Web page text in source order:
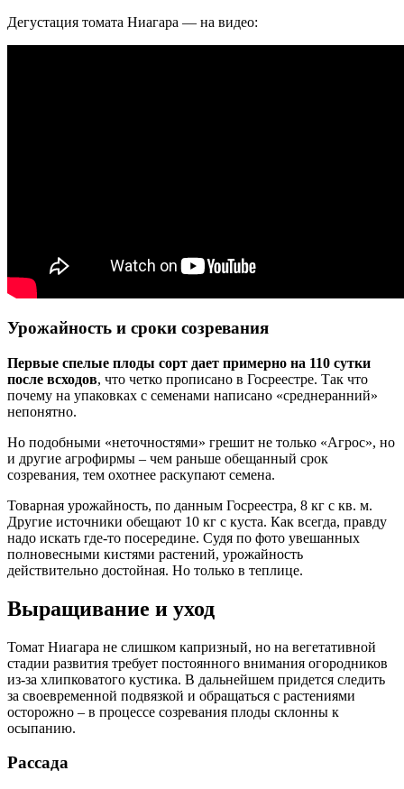
Дегустация томата Ниагара — на видео:
Урожайность и сроки созревания
Первые спелые плоды сорт дает примерно на 110 сутки
после всходов, что четко прописано в Госреестре. Так что
почему на упаковках с семенами написано «среднеранний»
непонятно.
Но подобными «неточностями» грешит не только «Агрос», но
и другие агрофирмы – чем раньше обещанный срок
созревания, тем охотнее раскупают семена.
Товарная урожайность, по данным Госреестра, 8 кг с кв. м.
Другие источники обещают 10 кг с куста. Как всегда, правду
надо искать где-то посередине. Судя по фото увешанных
полновесными кистями растений, урожайность
действительно достойная. Но только в теплице.
Выращивание и уход
Томат Ниагара не слишком капризный, но на вегетативной
стадии развития требует постоянного внимания огородников
из-за хлипковатого кустика. В дальнейшем придется следить
за своевременной подвязкой и обращаться с растениями
осторожно – в процессе созревания плоды склонны к
осыпанию.
Рассада